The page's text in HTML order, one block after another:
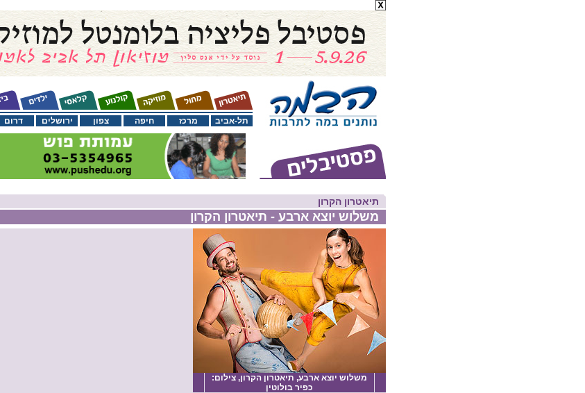
דרום ירושלים צפון חיפה מרכז תל-אביב
תיאטרון הקרון
משלוש יוצא ארבע - תיאטרון הקרון
משלוש יוצא ארבע, תיאטרון הקרון, צילום:
כפיר בולוטין